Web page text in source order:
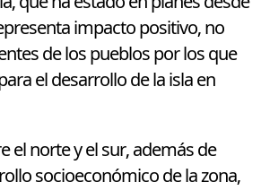
impacto positivo, no
de los pueblos por los que
el desarrollo de la isla en
el norte y el sur, además de
socioeconómico de la zona,